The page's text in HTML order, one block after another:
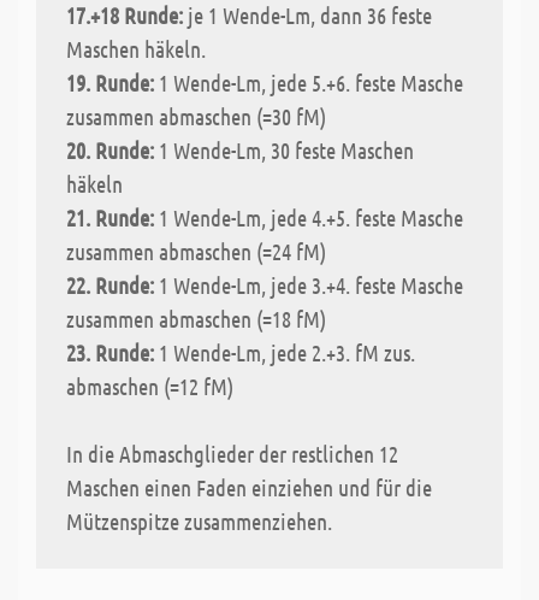
17.+18 Runde: je 1 Wende-Lm, dann 36 feste
Maschen häkeln.
19. Runde: 1 Wende-Lm, jede 5.+6. feste Masche
zusammen abmaschen (=30 fM)
20. Runde: 1 Wende-Lm, 30 feste Maschen
häkeln
21. Runde: 1 Wende-Lm, jede 4.+5. feste Masche
zusammen abmaschen (=24 fM)
22. Runde: 1 Wende-Lm, jede 3.+4. feste Masche
zusammen abmaschen (=18 fM)
23. Runde: 1 Wende-Lm, jede 2.+3. fM zus.
abmaschen (=12 fM)
In die Abmaschglieder der restlichen 12
Maschen einen Faden einziehen und für die
Mützenspitze zusammenziehen.